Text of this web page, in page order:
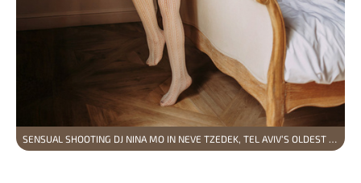
SENSUAL SHOOTING DJ NINA MO IN NEVE TZEDEK, TEL AVIV’S OLDEST AND MOST PICTURESQUE NEIGHBORHOOD.